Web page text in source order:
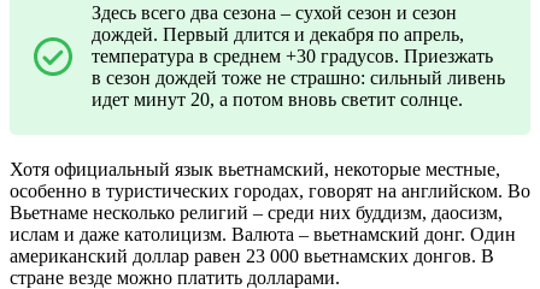
Здесь всего два сезона – сухой сезон и сезон
дождей. Первый длится и декабря по апрель,
температура в среднем +30 градусов. Приезжать
в сезон дождей тоже не страшно: сильный ливень
идет минут 20, а потом вновь светит солнце.
Хотя официальный язык вьетнамский, некоторые местные,
особенно в туристических городах, говорят на английском. Во
Вьетнаме несколько религий – среди них буддизм, даосизм,
ислам и даже католицизм. Валюта – вьетнамский донг. Один
американский доллар равен 23 000 вьетнамских донгов. В
стране везде можно платить долларами.